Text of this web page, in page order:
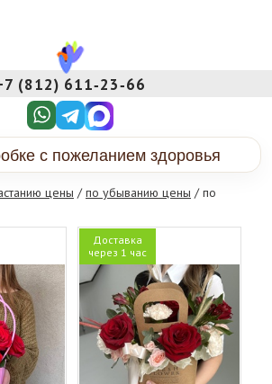
(812) 611‑23‑66
с пожеланием здоровья
цены /по убыванию цены / по
Доставка
через 1 час